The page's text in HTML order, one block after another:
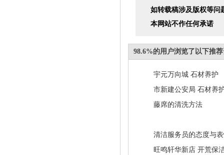
如转载稿涉及版权等问
本网站不作任何承诺
98.6%的用户浏览了以下推
宇元万向城 石材养护
市新建公安局 石材养
藤席的清洗方法
清洁服务员的态度与
旺鸣轩华新店 开荒保